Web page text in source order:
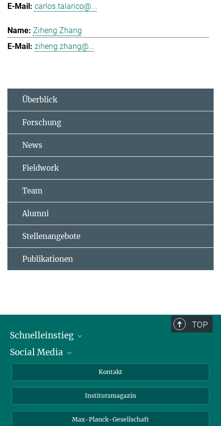
carlos.talarico@...
Ziheng Zhang
ziheng.zhang@...
Überblick
Forschung
News
Fieldwork
Team
Alumni
Stellenangebote
Publikationen
TOP
Schnelleinstieg
Alumni
Fördernde
Social Media
Bluesky
Facebook
Kontakt
Institutsmagazin
Max-Planck-Gesellschaft